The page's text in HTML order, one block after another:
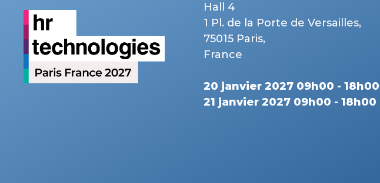
Hall 4
1 Pl. de la Porte de Versailles,
75015 Paris,
France
20 janvier 2027 09h00 - 18h00
21 janvier 2027 09h00 - 18h00